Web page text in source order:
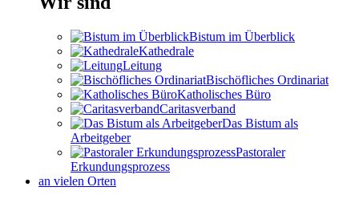
Bistum im Überblick
Kathedrale
Leitung
Bischöfliches Ordinariat
Katholisches Büro
Caritasverband
Das Bistum als
Arbeitgeber
Pastoraler
Erkundungsprozess
an vielen Orten